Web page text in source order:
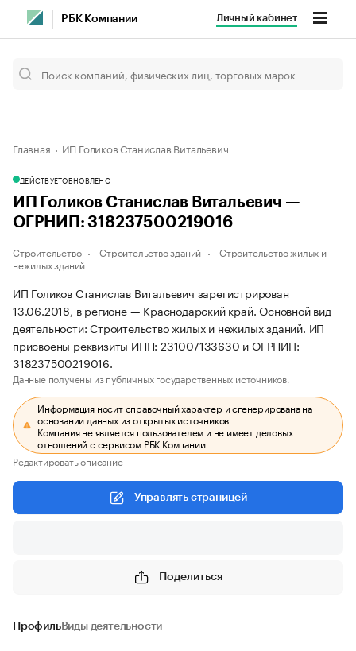
РБК Компании Личный кабинет
Главная ИП Голиков Станислав Витальевич
ДЕЙСТВУЕТОБНОВЛЕНО
ИП Голиков Станислав Витальевич —
ОГРНИП: 318237500219016
Строительство Строительство зданий
Строительство жилых и
нежилых зданий
ИП Голиков Станислав Витальевич зарегистрирован
13.06.2018, в регионе — Краснодарский край. Основной вид
деятельности: Строительство жилых и нежилых зданий. ИП
присвоены реквизиты ИНН: 231007133630 и ОГРНИП:
318237500219016.
Данные получены из публичных государственных источников.
Информация носит справочный характер и сгенерирована на
основании данных из открытых источников.
Компания не является пользователем и не имеет деловых
отношений с сервисом РБК Компании.
Редактировать описание
Управлять страницей
Поделиться
ПрофильВиды деятельности